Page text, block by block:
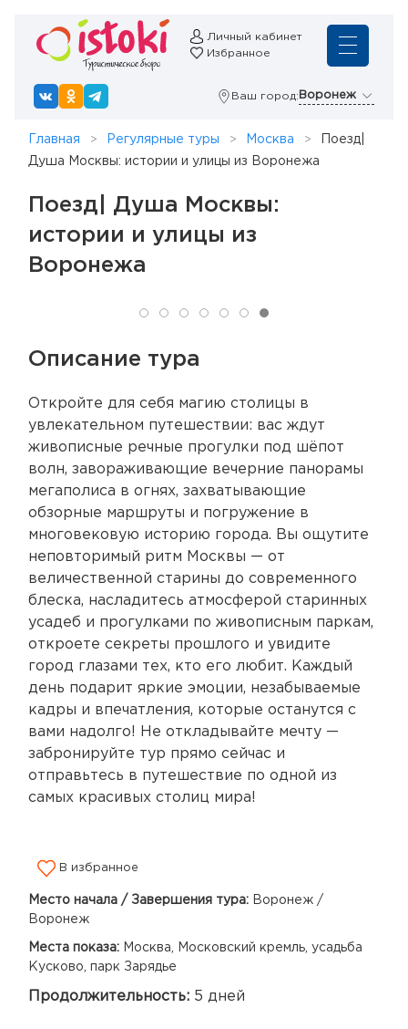
Личный кабинет
Избранное
Ваш город: Воронеж
Главная Регулярные туры Москва
Поезд|
Душа Москвы: истории и улицы из Воронежа
Поезд| Душа Москвы:
истории и улицы из
Воронежа
Описание тура
Откройте для себя магию столицы в
увлекательном путешествии: вас ждут
живописные речные прогулки под шёпот
волн, завораживающие вечерние панорамы
мегаполиса в огнях, захватывающие
обзорные маршруты и погружение в
многовековую историю города. Вы ощутите
неповторимый ритм Москвы — от
величественной старины до современного
блеска, насладитесь атмосферой старинных
усадеб и прогулками по живописным паркам,
откроете секреты прошлого и увидите
город глазами тех, кто его любит. Каждый
день подарит яркие эмоции, незабываемые
кадры и впечатления, которые останутся с
вами надолго! Не откладывайте мечту —
забронируйте тур прямо сейчас и
отправьтесь в путешествие по одной из
самых красивых столиц мира!
В избранное
Место начала / Завершения тура: Воронеж /
Воронеж
Места показа: Москва, Московский кремль, усадьба
Кусково, парк Зарядье
Продолжительность: 5 дней